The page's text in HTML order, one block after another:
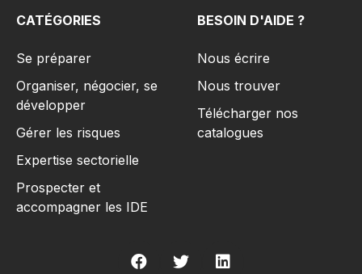
CATÉGORIES
Se préparer
Organiser, négocier, se
développer
Gérer les risques​
Expertise sectorielle
Prospecter et
accompagner les IDE
BESOIN D'AIDE ?
Nous écrire
Nous trouver
Télécharger nos
catalogues